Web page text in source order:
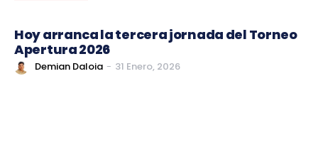
Hoy arranca la tercera jornada del Torneo
Apertura 2026
Demian Daloia - 31 Enero, 2026